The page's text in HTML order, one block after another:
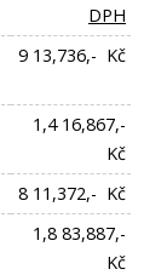
DPH
9 13,736,- Kč
1,4 16,867,-
Kč
8 11,372,- Kč
1,8 83,887,-
Kč